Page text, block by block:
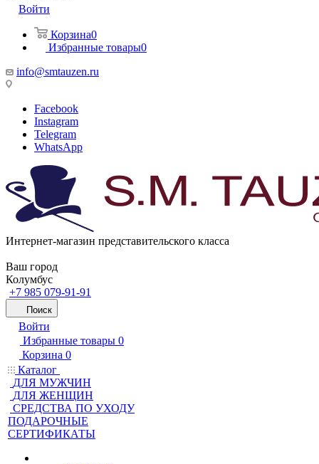
Войти
Корзина0
Избранные товары0
info@smtauzen.ru
Facebook
Instagram
Telegram
WhatsApp
Интернет-магазин представительского класса
Ваш город
Колумбус
+7 985 079-91-91
Поиск
Войти
Избранные товары 0
Корзина 0
Каталог
ДЛЯ МУЖЧИН
ДЛЯ ЖЕНЩИН
CРЕДСТВА ПО УХОДУ
ПОДАРОЧНЫЕ
СЕРТИФИКАТЫ